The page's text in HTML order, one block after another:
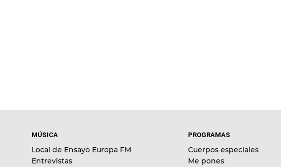
MÚSICA
Local de Ensayo Europa FM
Entrevistas
PROGRAMAS
Cuerpos especiales
Me pones